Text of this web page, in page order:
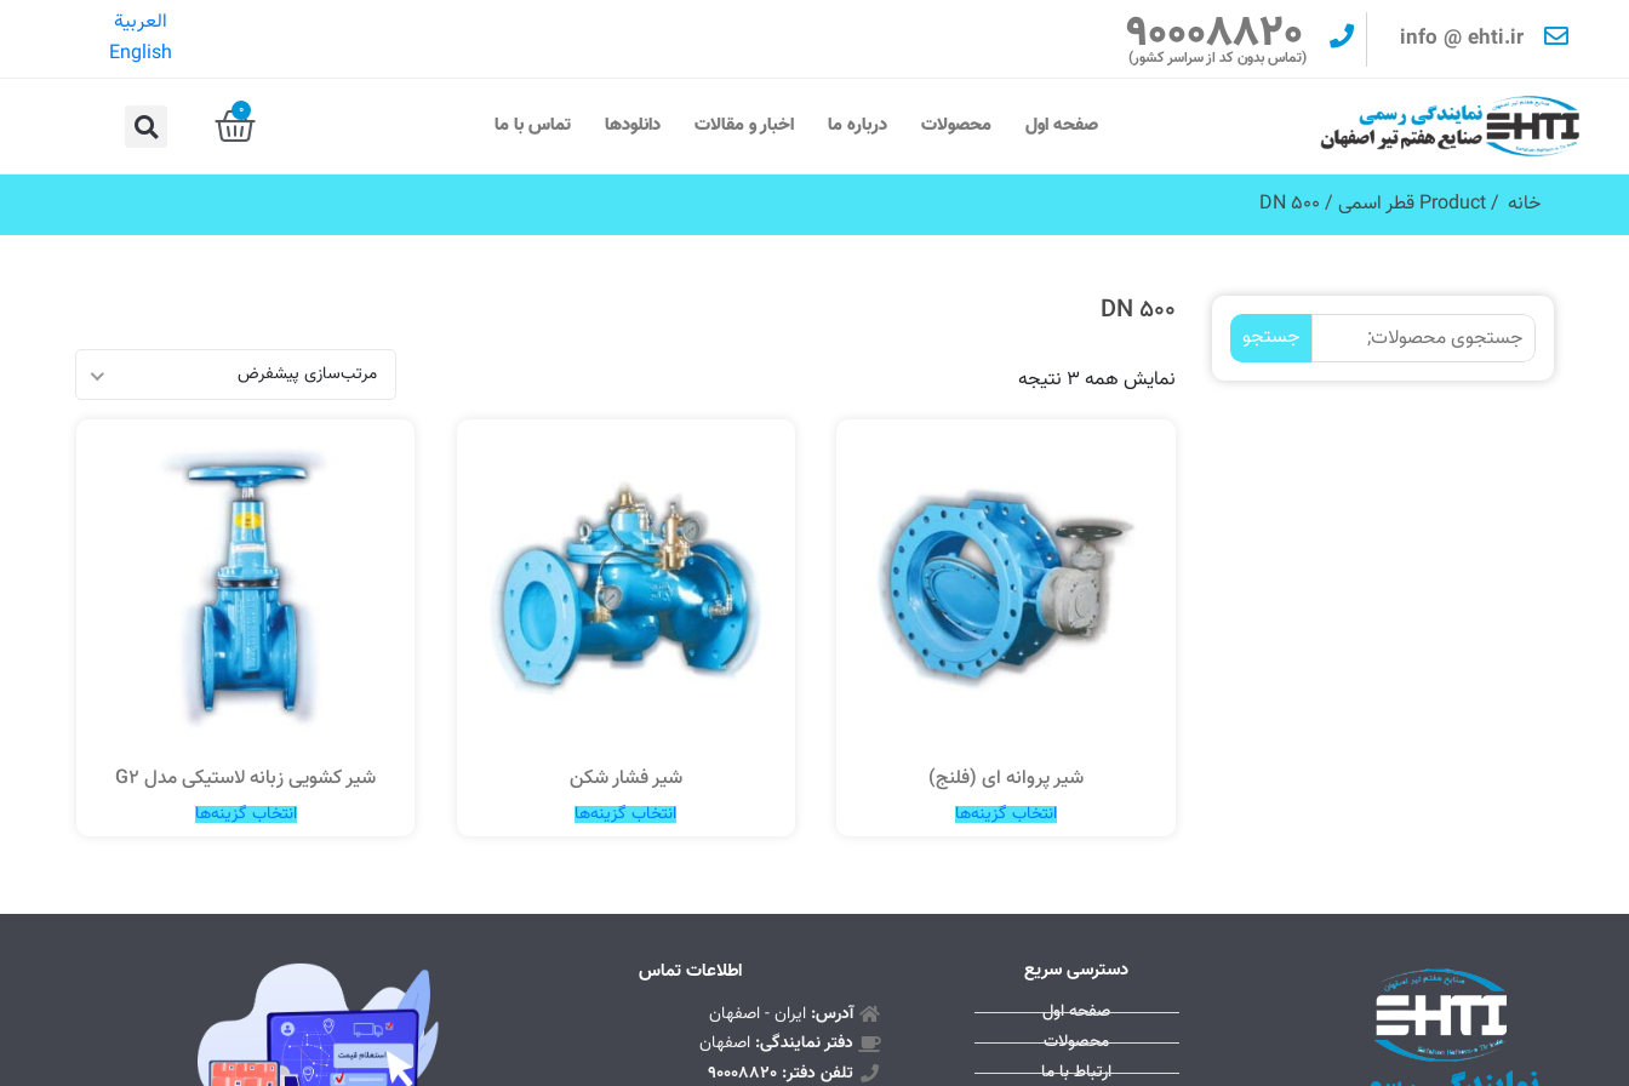
info @ ehti.ir
90008820
(تماس بدون کد از سراسر کشور)
العربية
English
صفحه اول محصولات درباره ما اخبار و مقالات دانلودها تماس با ما
0
خانه / Product قطر اسمی / DN 500
جستجو
DN 500
نمایش همه 3 نتیجه مرتب‌سازی پیشفرض
شیر پروانه ای (فلنج)
انتخاب گزینه‌ها
شیر فشار شکن
انتخاب گزینه‌ها
شیر کشویی زبانه لاستیکی مدل G2
انتخاب گزینه‌ها
دسترسی سریع
صفحه اول
محصولات
ارتباط با ما
اطلاعات تماس
آدرس:ایران - اصفهان
دفتر نمایندگی: اصفهان
تلفن دفتر: 90008820